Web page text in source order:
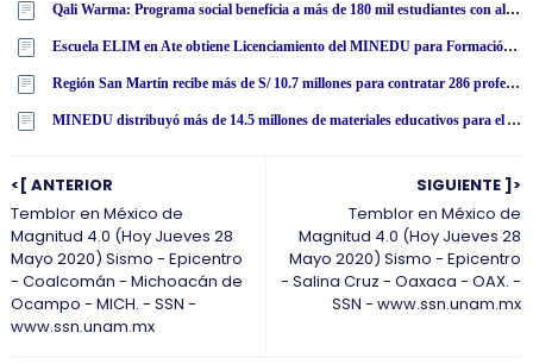
Qali Warma: Programa social beneficia a más de 180 mil estudiantes con alimentos nutritivos en San Martín
Escuela ELIM en Ate obtiene Licenciamiento del MINEDU para Formación Docente
Región San Martín recibe más de S/ 10.7 millones para contratar 286 profesores y 44 auxiliares
MINEDU distribuyó más de 14.5 millones de materiales educativos para el Año Escolar 2024, según comunicado
SIGUIENTE ]>
Temblor en México de
Magnitud 4.0 (Hoy Jueves 28
Mayo 2020) Sismo - Epicentro
- Salina Cruz - Oaxaca - OAX. -
SSN - www.ssn.unam.mx
<[ ANTERIOR
Temblor en México de
Magnitud 4.0 (Hoy Jueves 28
Mayo 2020) Sismo - Epicentro
- Coalcomán - Michoacán de
Ocampo - MICH. - SSN -
www.ssn.unam.mx